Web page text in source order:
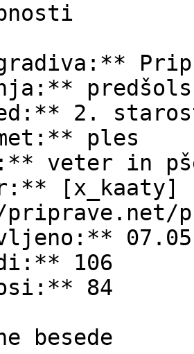
2.
ples
veter in
[x_kaaty]
106
84
besede